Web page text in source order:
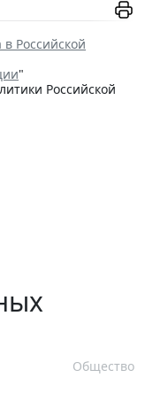
Российской
"
Российской
Общество